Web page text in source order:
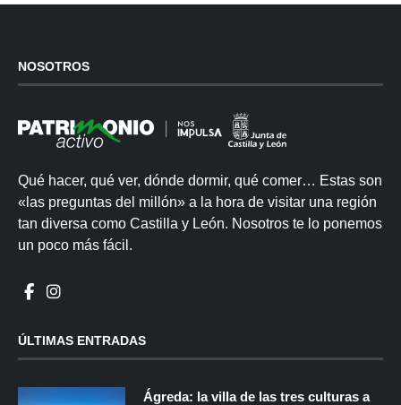
NOSOTROS
Qué hacer, qué ver, dónde dormir, qué comer… Estas son
«las preguntas del millón» a la hora de visitar una región
tan diversa como Castilla y León. Nosotros te lo ponemos
un poco más fácil.
ÚLTIMAS ENTRADAS
Ágreda: la villa de las tres culturas a